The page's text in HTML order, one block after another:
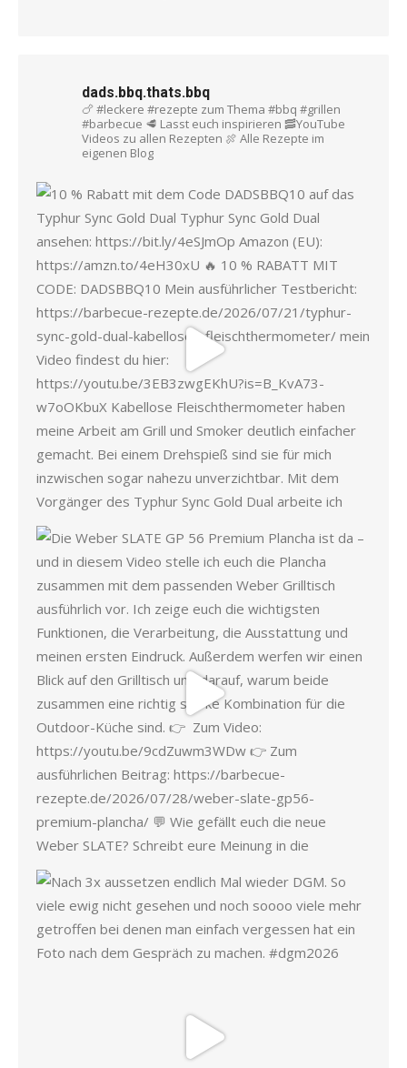
dads.bbq.thats.bbq
🍗 #leckere #rezepte zum Thema #bbq #grillen
#barbecue 🥩 Lasst euch inspirieren 🥓YouTube
Videos zu allen Rezepten 🍖 Alle Rezepte im
eigenen Blog